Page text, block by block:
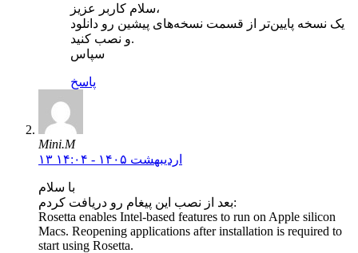
سلام کاربر عزیز،
یک نسخه پایین‌تر از قسمت نسخه‌های پیشین رو دانلود
و نصب کنید.
سپاس
پاسخ
Mini.M
۱۳ اردیبهشت ۱۴۰۵ - ۱۴:۰۴
با سلام
بعد از نصب این پیغام رو دریافت کردم:
Rosetta enables Intel-based features to run on Apple silicon
Macs. Reopening applications after installation is required to
start using Rosetta.